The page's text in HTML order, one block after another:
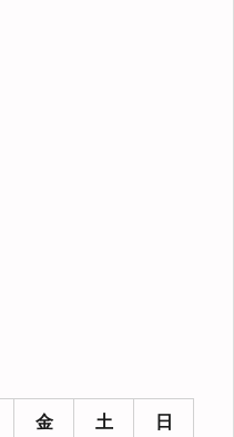
金 土 日